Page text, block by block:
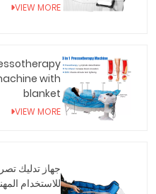
VIEW MORE
with
blanket
VIEW MORE
جهاز تدليك
للاستخدام